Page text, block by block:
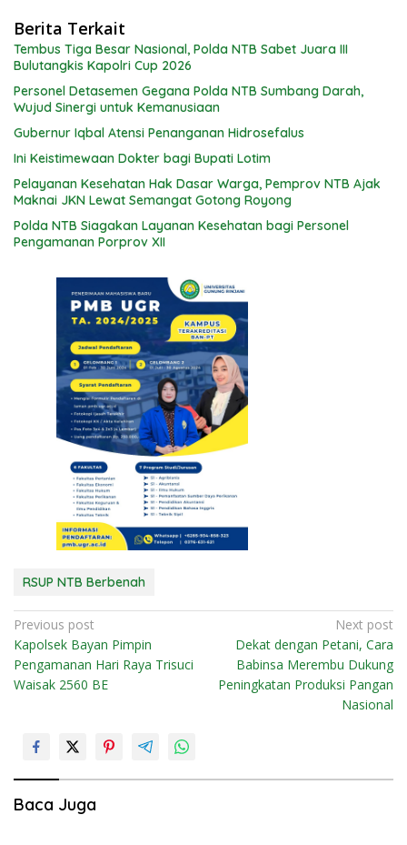
Berita Terkait
Tembus Tiga Besar Nasional, Polda NTB Sabet Juara III
Bulutangkis Kapolri Cup 2026
Personel Detasemen Gegana Polda NTB Sumbang Darah,
Wujud Sinergi untuk Kemanusiaan
Gubernur Iqbal Atensi Penanganan Hidrosefalus
Ini Keistimewaan Dokter bagi Bupati Lotim
Pelayanan Kesehatan Hak Dasar Warga, Pemprov NTB Ajak
Maknai JKN Lewat Semangat Gotong Royong
Polda NTB Siagakan Layanan Kesehatan bagi Personel
Pengamanan Porprov XII
RSUP NTB Berbenah
N
a
v
s
i
Previous post
Kapolsek Bayan Pimpin
Pengamanan Hari Raya Trisuci
Waisak 2560 BE
Next post
Dekat dengan Petani, Cara
Babinsa Merembu Dukung
Peningkatan Produksi Pangan
Nasional
Baca Juga